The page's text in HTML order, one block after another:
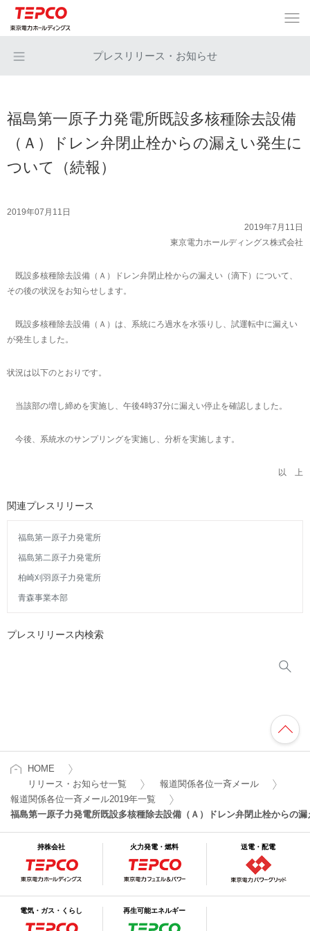
プレスリリース・お知らせ
福島第一原子力発電所既設多核種除去設備
（Ａ）ドレン弁閉止栓からの漏えい発生に
ついて（続報）
2019年07月11日
2019年7月11日
東京電力ホールディングス株式会社
既設多核種除去設備（Ａ）ドレン弁閉止栓からの漏えい（滴下）について、
その後の状況をお知らせします。
既設多核種除去設備（Ａ）は、系統にろ過水を水張りし、試運転中に漏えい
が発生しました。
状況は以下のとおりです。
当該部の増し締めを実施し、午後4時37分に漏えい停止を確認しました。
今後、系統水のサンプリングを実施し、分析を実施します。
以 上
関連プレスリリース
福島第一原子力発電所
福島第二原子力発電所
柏崎刈羽原子力発電所
青森事業本部
プレスリリース内検索
HOME
リリース・お知らせ一覧
報道関係各位一斉メール
報道関係各位一斉メール2019年一覧
福島第一原子力発電所既設多核種除去設備（Ａ）ドレン弁閉止栓からの
持株会社 火力発電・燃料 送電・配電
電気・ガス・くらし 再生可能エネルギー